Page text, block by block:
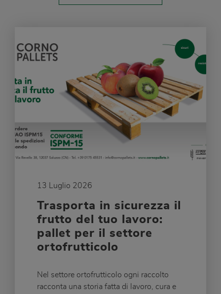
13 Luglio 2026
Trasporta in sicurezza il
frutto del tuo lavoro:
pallet per il settore
ortofrutticolo
Nel settore ortofrutticolo ogni raccolto
racconta una storia fatta di lavoro, cura e